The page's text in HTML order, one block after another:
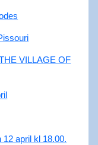
VILLAGE OF
12 april kl 18.00.